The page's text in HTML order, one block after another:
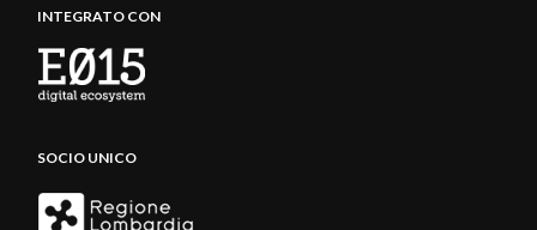
INTEGRATO CON
SOCIO UNICO